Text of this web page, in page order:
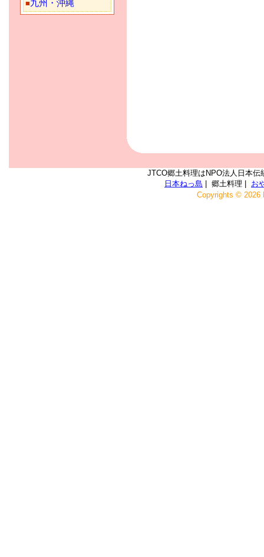
■九州・沖縄
JTCO郷土料理はNPO法人日本
日本ねっ島 | 郷土料理 | お
Copyrights © 2026